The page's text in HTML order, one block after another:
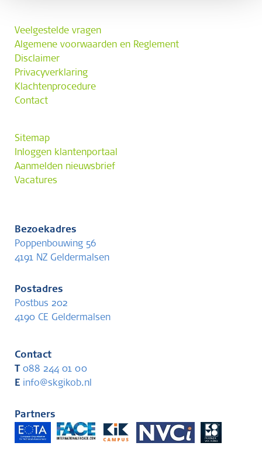
Veelgestelde vragen
Algemene voorwaarden en Reglement
Disclaimer
Privacyverklaring
Klachtenprocedure
Contact
Sitemap
Inloggen klantenportaal
Aanmelden nieuwsbrief
Vacatures
Bezoekadres
Poppenbouwing 56
4191 NZ Geldermalsen
Postadres
Postbus 202
4190 CE Geldermalsen
Contact
088 244 01 00
E info@skgikob.nl
Partners